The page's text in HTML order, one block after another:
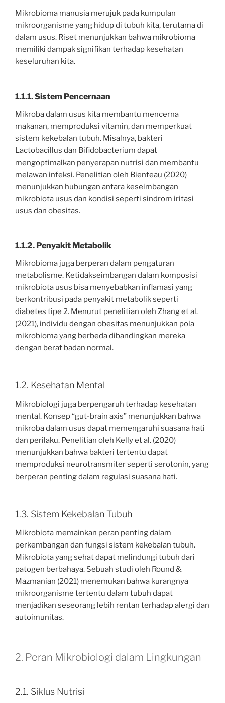
Mikrobioma manusia merujuk pada kumpulan
mikroorganisme yang hidup di tubuh kita, terutama di
dalam usus. Riset menunjukkan bahwa mikrobioma
memiliki dampak signifikan terhadap kesehatan
keseluruhan kita.
1.1.1. Sistem Pencernaan
Mikroba dalam usus kita membantu mencerna
makanan, memproduksi vitamin, dan memperkuat
sistem kekebalan tubuh. Misalnya, bakteri
Lactobacillus dan Bifidobacterium dapat
mengoptimalkan penyerapan nutrisi dan membantu
melawan infeksi. Penelitian oleh Bienteau (2020)
menunjukkan hubungan antara keseimbangan
mikrobiota usus dan kondisi seperti sindrom iritasi
usus dan obesitas.
1.1.2. Penyakit Metabolik
Mikrobioma juga berperan dalam pengaturan
metabolisme. Ketidakseimbangan dalam komposisi
mikrobiota usus bisa menyebabkan inflamasi yang
berkontribusi pada penyakit metabolik seperti
diabetes tipe 2. Menurut penelitian oleh Zhang et al.
(2021), individu dengan obesitas menunjukkan pola
mikrobioma yang berbeda dibandingkan mereka
dengan berat badan normal.
1.2. Kesehatan Mental
Mikrobiologi juga berpengaruh terhadap kesehatan
mental. Konsep “gut-brain axis” menunjukkan bahwa
mikroba dalam usus dapat memengaruhi suasana hati
dan perilaku. Penelitian oleh Kelly et al. (2020)
menunjukkan bahwa bakteri tertentu dapat
memproduksi neurotransmiter seperti serotonin, yang
berperan penting dalam regulasi suasana hati.
1.3. Sistem Kekebalan Tubuh
Mikrobiota memainkan peran penting dalam
perkembangan dan fungsi sistem kekebalan tubuh.
Mikrobiota yang sehat dapat melindungi tubuh dari
patogen berbahaya. Sebuah studi oleh Round &
Mazmanian (2021) menemukan bahwa kurangnya
mikroorganisme tertentu dalam tubuh dapat
menjadikan seseorang lebih rentan terhadap alergi dan
autoimunitas.
2. Peran Mikrobiologi dalam Lingkungan
2.1. Siklus Nutrisi